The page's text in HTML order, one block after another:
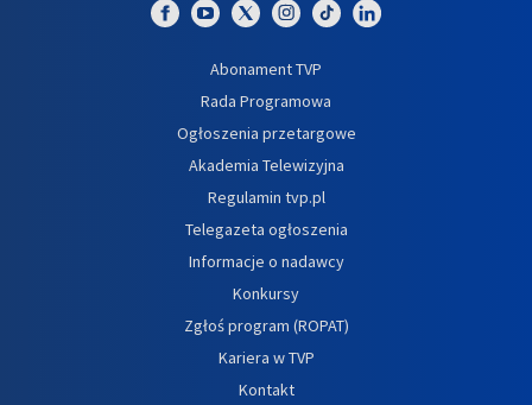
Abonament TVP
Rada Programowa
Ogłoszenia przetargowe
Akademia Telewizyjna
Regulamin tvp.pl
Telegazeta ogłoszenia
Informacje o nadawcy
Konkursy
Zgłoś program (ROPAT)
Kariera w TVP
Kontakt